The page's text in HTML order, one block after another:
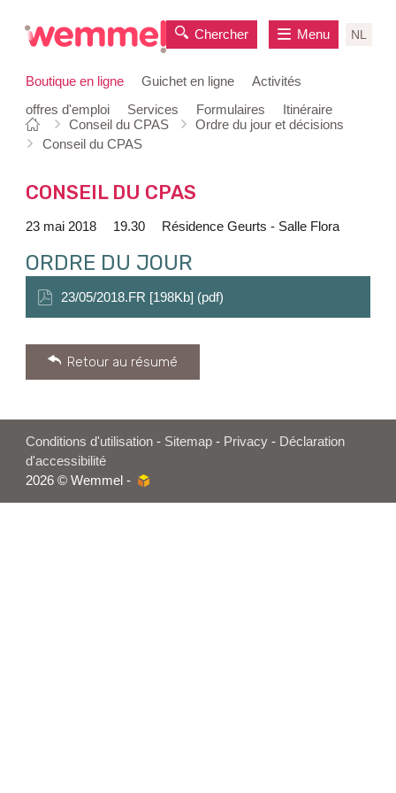
au
Boutique en ligne Guichet en ligne
Activités
offres d'emploi
Services Formulaires Itinéraire
Chercher NL
Menu
Vous
êtes
Page
de
Conseil du CPAS
Ordre du jour et décisions
Conseil du CPAS
CONSEIL DU CPAS
23 mai 2018 19.30 Résidence Geurts - Salle Flora
ORDRE DU JOUR
23/05/2018.FR [198Kb] (pdf)
Retour au résumé
Conditions d'utilisation - Sitemap - Privacy - Déclaration
d'accessibilité
2026 © Wemmel -